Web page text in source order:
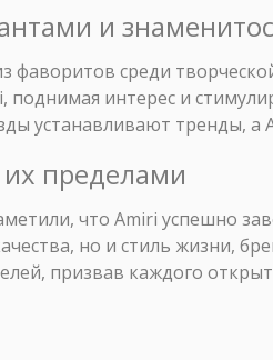
и
фаворитов среди
поднимая интерес и
устанавливают тренды, а
пределами
что Amiri успешно
но и стиль жизни,
призвав каждого